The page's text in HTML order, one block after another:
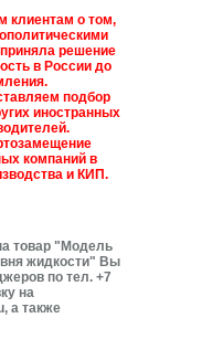
клиентам о том,
решение
в России до
подбор
иностранных
компаний в
и КИП.
товар "Модель
жидкости" Вы
по тел. +7
на
а также